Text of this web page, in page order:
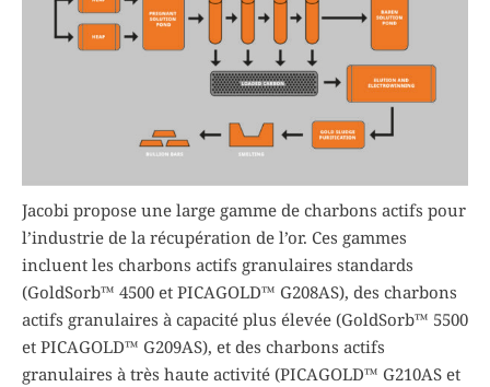
Jacobi propose une large gamme de charbons actifs pour
l’industrie de la récupération de l’or. Ces gammes
incluent les charbons actifs granulaires standards
(GoldSorb™ 4500 et PICAGOLD™ G208AS), des charbons
actifs granulaires à capacité plus élevée (GoldSorb™ 5500
et PICAGOLD™ G209AS), et des charbons actifs
granulaires à très haute activité (PICAGOLD™ G210AS et